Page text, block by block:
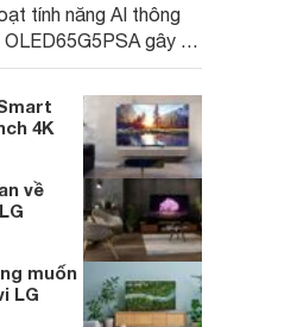
tính năng AI thông
gây ấn
nghệ hiện đại và
giá sâu tại nhiều đại
4K
về
muốn
LG